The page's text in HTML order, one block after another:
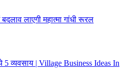
लाएगी महात्मा गांधी रूरल
व्यवसाय | Village Business Ideas In